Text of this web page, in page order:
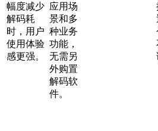
幅度减少
解码耗
时，用户
使用体验
感更强。
应用场
景和多
种业务
功能，
无需另
外购置
解码软
件。